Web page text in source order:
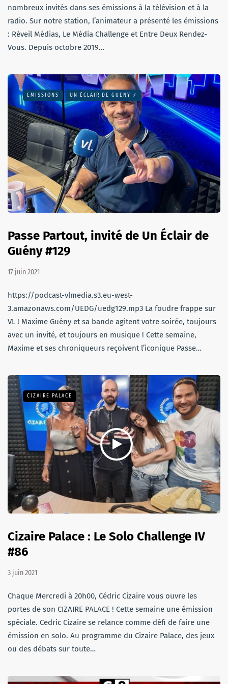
nombreux invités dans ses émissions à la télévision et à la
radio. Sur notre station, l’animateur a présenté les émissions
: Réveil Médias, Le Média Challenge et Entre Deux Rendez-
Vous. Depuis octobre 2019…
EMISSIONS UN ÉCLAIR DE GUENY ⚡️
Passe Partout, invité de Un Éclair de
Guény #129
17 juin 2021
https://podcast-vlmedia.s3.eu-west-
3.amazonaws.com/UEDG/uedg129.mp3 La foudre frappe sur
VL ! Maxime Guény et sa bande agitent votre soirée, toujours
avec un invité, et toujours en musique ! Cette semaine,
Maxime et ses chroniqueurs reçoivent l’iconique Passe…
CIZAIRE PALACE
Cizaire Palace : Le Solo Challenge IV
#86
3 juin 2021
Chaque Mercredi à 20h00, Cédric Cizaire vous ouvre les
portes de son CIZAIRE PALACE ! Cette semaine une émission
spéciale. Cedric Cizaire se relance comme défi de faire une
émission en solo. Au programme du Cizaire Palace, des jeux
ou des débats sur toute…